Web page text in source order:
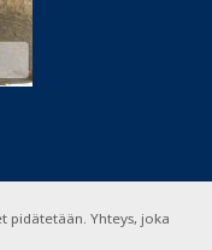
pidätetään. Yhteys, joka